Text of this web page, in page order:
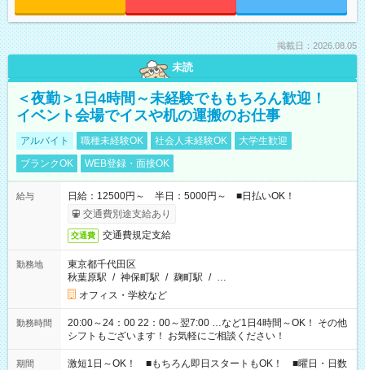
掲載日：2026.08.05
未読
＜夜勤＞1日4時間～未経験でももちろん歓迎！
イベント会場でイスや机の運搬のお仕事
アルバイト 職種未経験OK 社会人未経験OK
大学生歓迎
ブランクOK
WEB登録・面接OK
給与
日給：12500円～ 半日：5000円～ ■日払いOK！
交通費別途支給あり
交通費 交通費規定支給
勤務地
東京都千代田区
秋葉原駅 / 神保町駅 / 麹町駅 / …
オフィス・学校など
勤務時間
20:00～24：00 22：00～翌7:00 …など1日4時間～OK！ その他
シフトもございます！ お気軽にご相談ください！
期間 激短1日～OK！ ■もちろん即日スタートもOK！ ■曜日・日数